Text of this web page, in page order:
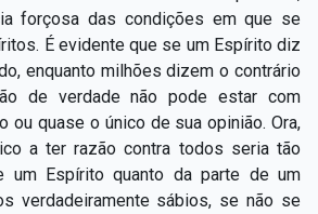
forçosa das condições em que se
É evidente que se um Espírito diz
enquanto milhões dizem o contrário
de verdade não pode estar com
ou quase o único de sua opinião. Ora,
a ter razão contra todos seria tão
um Espírito quanto da parte de um
verdadeiramente sábios, se não se